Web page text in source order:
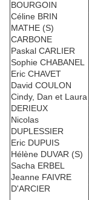
BOURGOIN
Céline BRIN
MATHE (S)
CARBONE
Paskal CARLIER
Sophie CHABANEL
Eric CHAVET
David COULON
Cindy, Dan et Laura
DERIEUX
Nicolas
DUPLESSIER
Eric DUPUIS
Hélène DUVAR (S)
Sacha ERBEL
Jeanne FAIVRE
D'ARCIER